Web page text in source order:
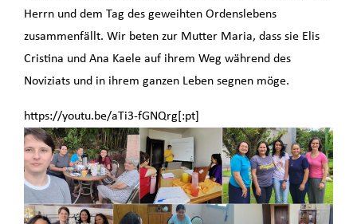
Herrn und dem Tag des geweihten Ordenslebens
zusammenfällt. Wir beten zur Mutter Maria, dass sie Elis
Cristina und Ana Kaele auf ihrem Weg während des
Noviziats und in ihrem ganzen Leben segnen möge.
https://youtu.be/aTi3-fGNQrg[:pt]